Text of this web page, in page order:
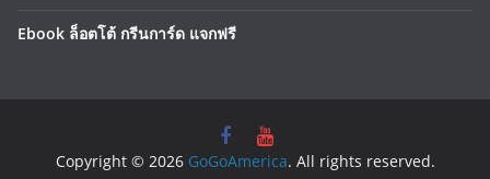
Ebook ล็อตโต้ กรีนการ์ด แจกฟรี
Copyright © 2026 GoGoAmerica. All rights reserved.